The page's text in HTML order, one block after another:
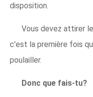
disposition.
Vous devez attirer
c'est la première fois
poulailler.
Donc que fais-tu?